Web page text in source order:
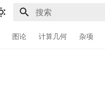
图论 计算几何 杂项